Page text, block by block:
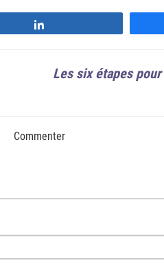
Les six étapes
Commenter